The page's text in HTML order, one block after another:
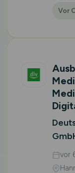
Vor
vor